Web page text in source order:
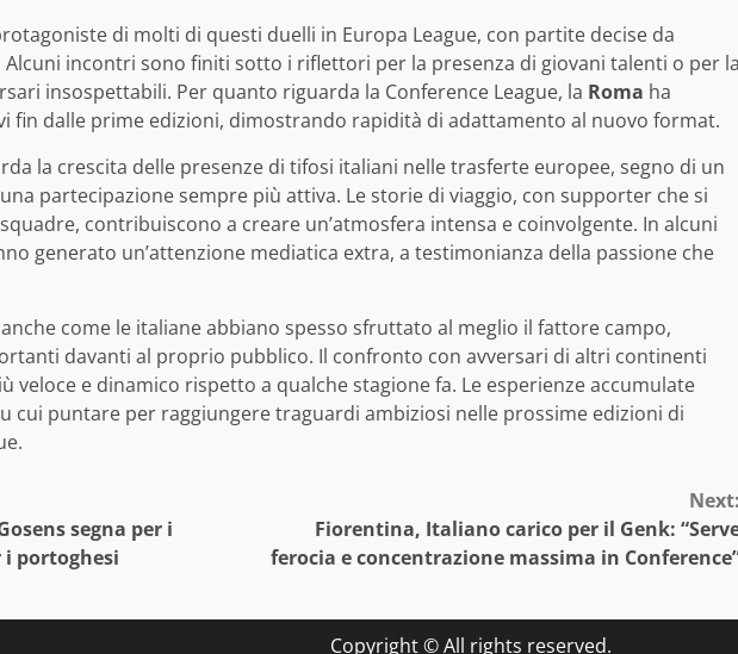
di molti di questi duelli in Europa League, con partite decise da
Alcuni incontri sono finiti sotto i riflettori per la presenza di giovani talenti o per
insospettabili. Per quanto riguarda la Conference League, la Roma ha
fin dalle prime edizioni, dimostrando rapidità di adattamento al nuovo format.
la crescita delle presenze di tifosi italiani nelle trasferte europee, segno di un
partecipazione sempre più attiva. Le storie di viaggio, con supporter che si
contribuiscono a creare un’atmosfera intensa e coinvolgente. In alcuni
generato un’attenzione mediatica extra, a testimonianza della passione che
come le italiane abbiano spesso sfruttato al meglio il fattore campo,
davanti al proprio pubblico. Il confronto con avversari di altri continenti
veloce e dinamico rispetto a qualche stagione fa. Le esperienze accumulate
cui puntare per raggiungere traguardi ambiziosi nelle prossime edizioni di
segna per i
i portoghesi
Fiorentina, Italiano carico per il Genk:
ferocia e concentrazione massima in
Copyright © All rights reserved.